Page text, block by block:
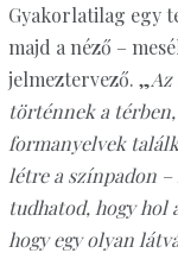
Gyakorlatilag egy
majd a néző –
jelmeztervező. „
történnek a
formanyelvek
létre a színpadon –
tudhatod, hogy hol
hogy egy olyan